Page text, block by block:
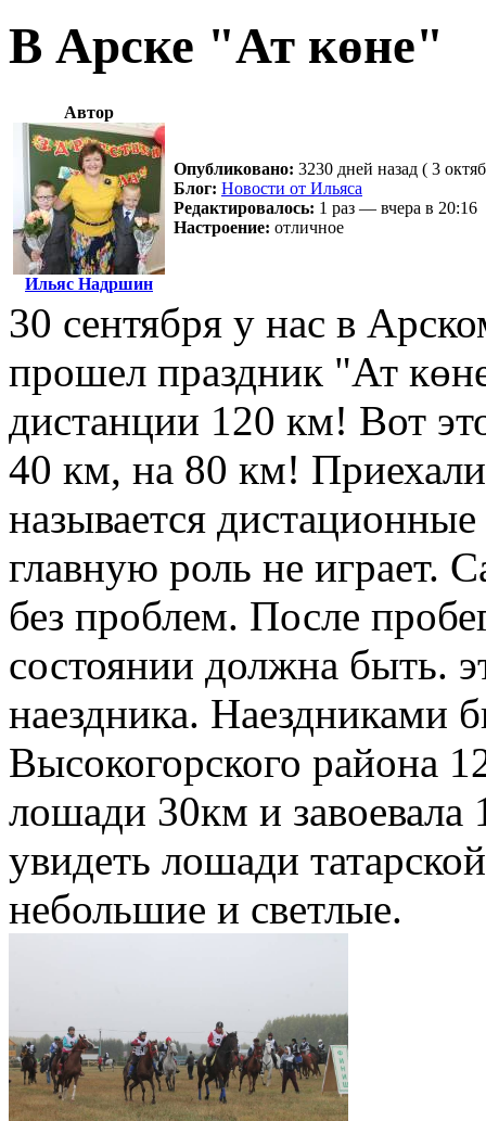
В Арске "Ат көне"
Автор
Ильяс Надршин
Опубликовано: 3230 дней назад ( 3
Блог: Новости от Ильяса
Редактировалось: 1 раз — вчера в 20:16
Настроение: отличное
30 сентября у нас в
прошел праздник "Ат
дистанции 120 км! Вот
40 км, на 80 км!
называется
главную роль не играет.
без проблем. После
состоянии должна быть.
наездника. Наездниками
Высокогорского района
лошади 30км и завоевала
увидеть лошади
небольшие и светлые.